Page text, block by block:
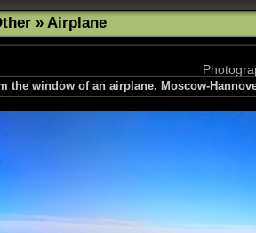
» Airplane
the window of an airplane. Moscow-